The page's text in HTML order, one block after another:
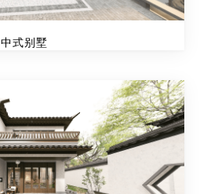
中式别墅